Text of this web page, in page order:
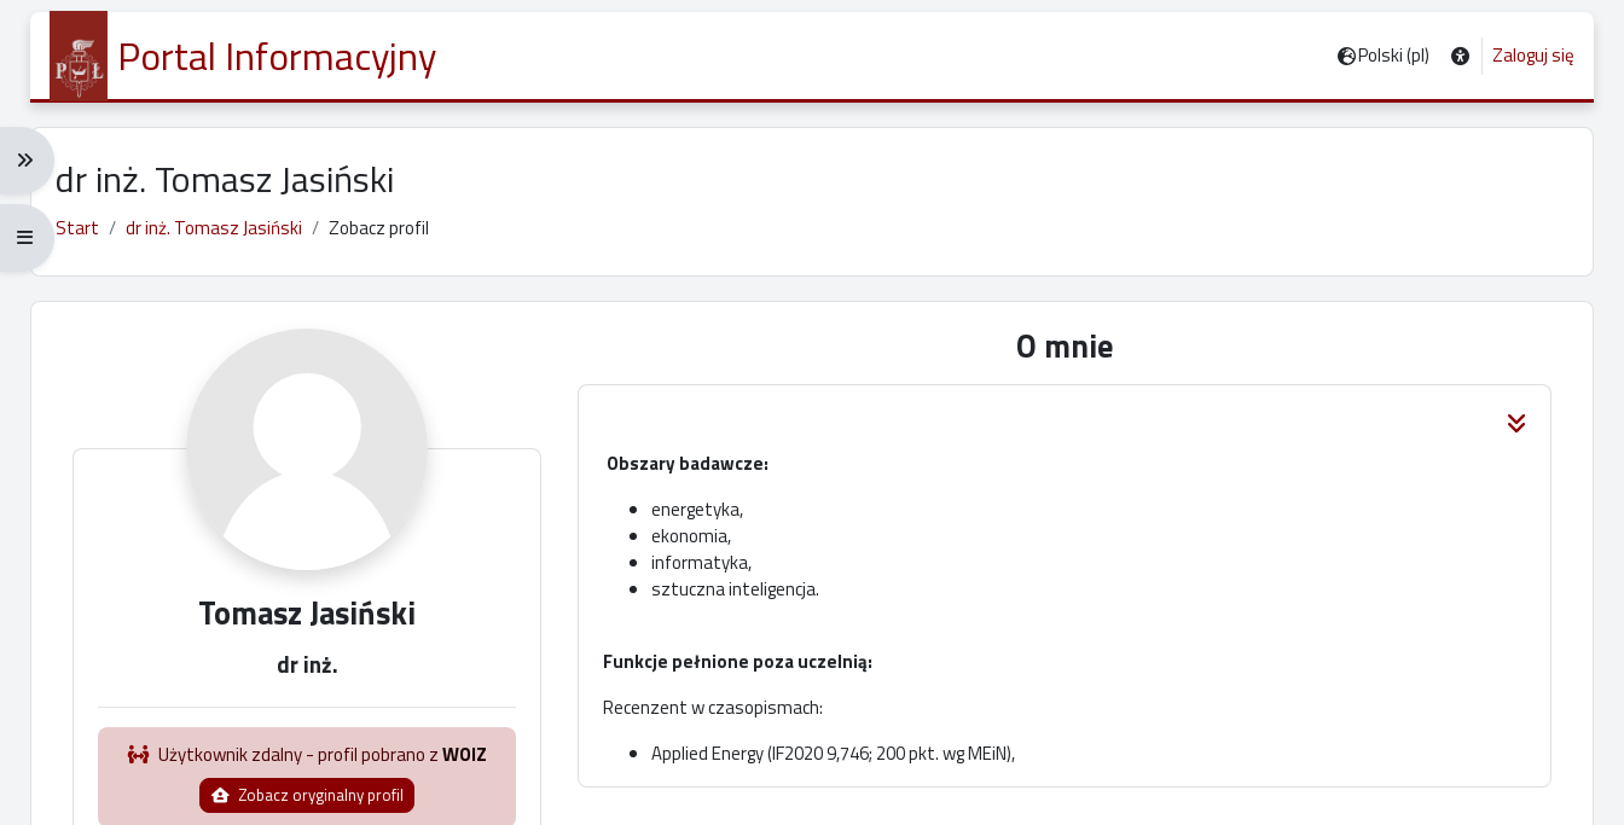
Portal Informacyjny Polski ‎(pl)‎ Zaloguj się
Rozwiń menu nawigacji: Ctrl + Alt + →
Rozwiń menu pełnoekranowe: Ctrl + Alt + f
dr inż. Tomasz Jasiński
Start dr inż. Tomasz Jasiński Zobacz profil
Główne bloki treści
Tomasz Jasiński
dr inż.
Użytkownik zdalny - profil pobrano zWOIZ
Zobacz oryginalny profil
O mnie
Obszary badawcze:
energetyka,
ekonomia,
informatyka,
sztuczna inteligencja.
Funkcje pełnione poza uczelnią:
Recenzent w czasopismach:
Applied Energy (IF2020 9,746; 200 pkt. wg MEiN),
Energy Reports (IF2020 6,870; 100 pkt. wg MEiN),